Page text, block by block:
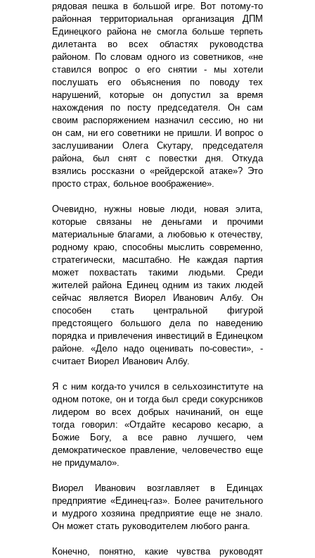
рядовая пешка в большой игре. Вот потому-то
районная территориальная организация ДПМ
Единецкого района не смогла больше терпеть
дилетанта во всех областях руководства
районом. По словам одного из советников, «не
ставился вопрос о его снятии - мы хотели
послушать его объяснения по поводу тех
нарушений, которые он допустил за время
нахождения по посту председателя. Он сам
своим распоряжением назначил сессию, но ни
он сам, ни его советники не пришли. И вопрос о
заслушивании Олега Скутару, председателя
района, был снят с повестки дня. Откуда
взялись россказни о «рейдерской атаке»? Это
просто страх, больное воображение».
Очевидно, нужны новые люди, новая элита,
которые связаны не деньгами и прочими
материальные благами, а любовью к отечеству,
родному краю, способны мыслить современно,
стратегически, масштабно. Не каждая партия
может похвастать такими людьми. Среди
жителей района Единец одним из таких людей
сейчас является Виорел Иванович Албу. Он
способен стать центральной фигурой
предстоящего большого дела по наведению
порядка и привлечения инвестиций в Единецком
районе. «Дело надо оценивать по-совести», -
считает Виорел Иванович Албу.
Я с ним когда-то учился в сельхозинституте на
одном потоке, он и тогда был среди сокурсников
лидером во всех добрых начинаний, он еще
тогда говорил: «Отдайте кесарово кесарю, а
Божие Богу, а все равно лучшего, чем
демократическое правление, человечество еще
не придумало».
Виорел Иванович возглавляет в Единцах
предприятие «Единец-газ». Более рачительного
и мудрого хозяина предприятие еще не знало.
Он может стать руководителем любого ранга.
Конечно, понятно, какие чувства руководят